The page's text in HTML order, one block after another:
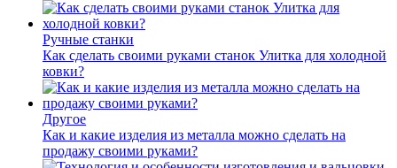
Ручные станки
Как сделать своими руками станок Улитка для холодной
ковки?
Другое
Как и какие изделия из металла можно сделать на
продажу своими руками?